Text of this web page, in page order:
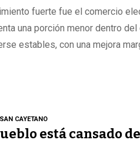
fuerte fue el comercio
una porción menor dentro
estables, con una mejora
CAYETANO
está cansado